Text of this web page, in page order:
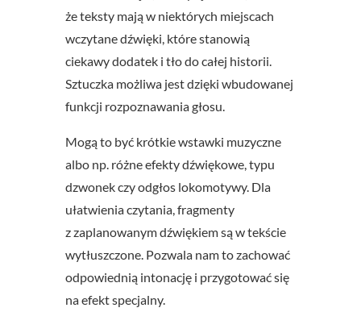
że teksty mają w niektórych miejscach
wczytane dźwięki, które stanowią
ciekawy dodatek i tło do całej historii.
Sztuczka możliwa jest dzięki wbudowanej
funkcji rozpoznawania głosu.
Mogą to być krótkie wstawki muzyczne
albo np. różne efekty dźwiękowe, typu
dzwonek czy odgłos lokomotywy. Dla
ułatwienia czytania, fragmenty
z zaplanowanym dźwiękiem są w tekście
wytłuszczone. Pozwala nam to zachować
odpowiednią intonację i przygotować się
na efekt specjalny.